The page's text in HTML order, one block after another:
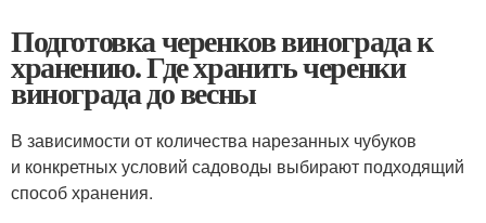
Подготовка черенков винограда к
хранению. Где хранить черенки
винограда до весны
В зависимости от количества нарезанных чубуков
и конкретных условий садоводы выбирают подходящий
способ хранения.